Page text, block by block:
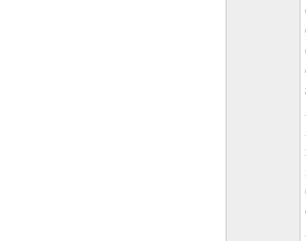
９．分離可
本契約書
場合でも
キヤノン株